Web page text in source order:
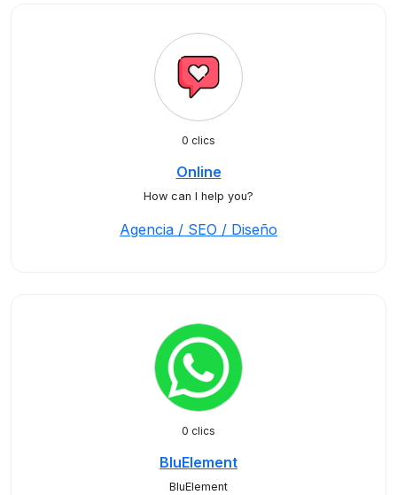
0 clics
Online
How can I help you?
Agencia / SEO / Diseño
0 clics
BluElement
BluElement